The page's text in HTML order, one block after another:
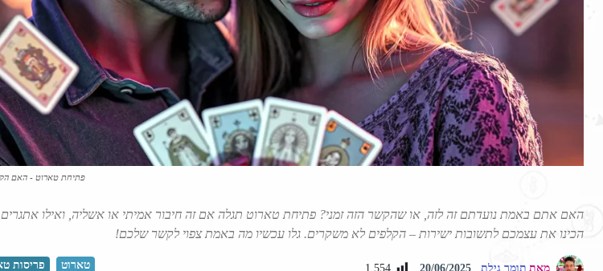
פתיחת טארוט - האם
האם אתם באמת נועדתם זה לזה, או שהקשר הזה זמני? פתיחת טארוט תגלה אם זה חיבור אמיתי או אשליה, ואילו
הכינו את עצמכם לתשובות ישירות – הקלפים לא משקרים. גלו עכשיו מה באמת צפוי לקשר שלכם!
טארוט פריסות מאת תומר גילת 20/06/2025
1,554